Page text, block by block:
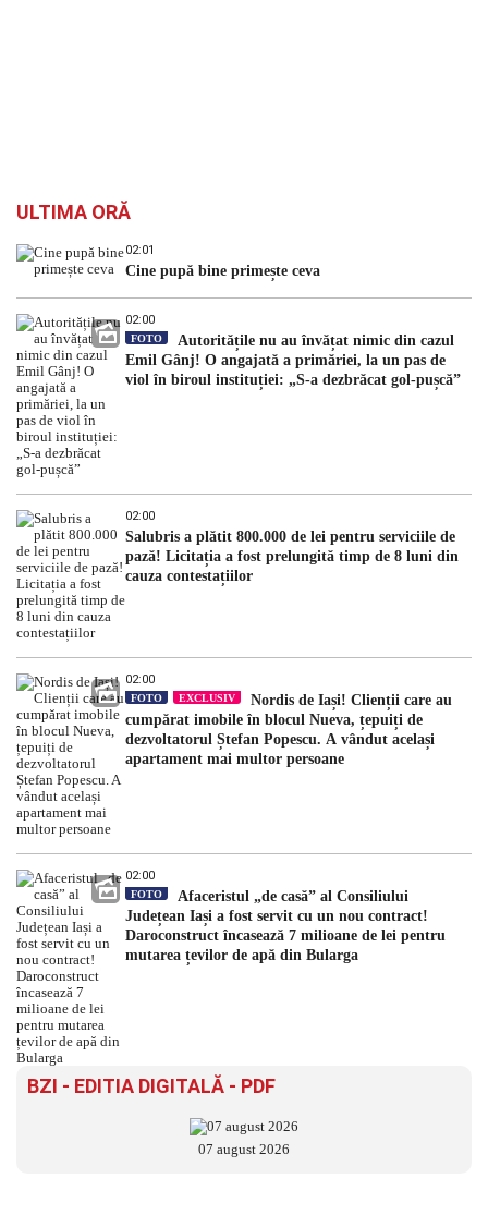
ULTIMA ORĂ
02:01
Cine pupă bine primește ceva
02:00
FOTO
Autoritățile nu au învățat nimic din cazul
Emil Gânj! O angajată a primăriei, la un pas de
viol în biroul instituției: „S-a dezbrăcat gol-pușcă”
02:00
Salubris a plătit 800.000 de lei pentru serviciile de
pază! Licitația a fost prelungită timp de 8 luni din
cauza contestațiilor
02:00
FOTO EXCLUSIV
Nordis de Iași! Clienții care au
cumpărat imobile în blocul Nueva, țepuiți de
dezvoltatorul Ștefan Popescu. A vândut același
apartament mai multor persoane
02:00
FOTO
Afaceristul „de casă” al Consiliului
Județean Iași a fost servit cu un nou contract!
Daroconstruct încasează 7 milioane de lei pentru
mutarea țevilor de apă din Bularga
BZI - EDITIA DIGITALĂ - PDF
07 august 2026